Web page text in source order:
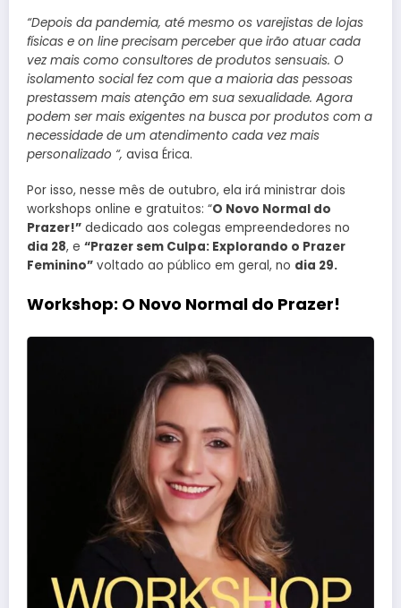
“Depois da pandemia, até mesmo os varejistas de lojas
físicas e on line precisam perceber que irão atuar cada
vez mais como consultores de produtos sensuais. O
isolamento social fez com que a maioria das pessoas
prestassem mais atenção em sua sexualidade. Agora
podem ser mais exigentes na busca por produtos com a
necessidade de um atendimento cada vez mais
personalizado “, avisa Érica.
Por isso, nesse mês de outubro, ela irá ministrar dois
workshops online e gratuitos: “O Novo Normal do
Prazer!” dedicado aos colegas empreendedores no
dia 28, e “Prazer sem Culpa: Explorando o Prazer
Feminino” voltado ao público em geral, no dia 29.
Workshop: O Novo Normal do Prazer!